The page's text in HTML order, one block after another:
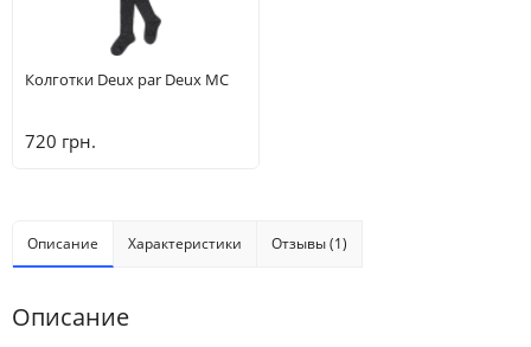
Колготки Deux par Deux MC
720 грн.
Описание Характеристики Отзывы (1)
Описание